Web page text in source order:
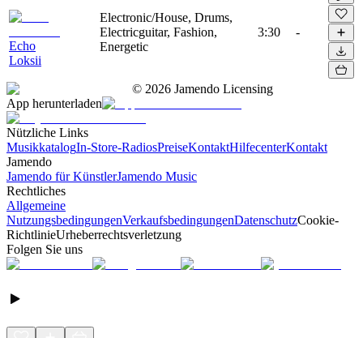
Echo
Loksii
Electronic/House, Drums,
Electricguitar, Fashion,
Energetic
3:30 -
© 2026 Jamendo Licensing
App herunterladen
Nützliche Links
MusikkatalogIn-Store-RadiosPreiseKontaktHilfecenterKontakt
Jamendo
Jamendo für KünstlerJamendo Music
Rechtliches
Allgemeine
NutzungsbedingungenVerkaufsbedingungenDatenschutzCookie-
RichtlinieUrheberrechtsverletzung
Folgen Sie uns